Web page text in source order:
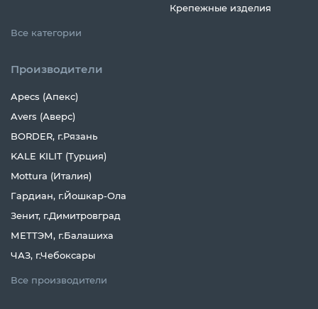
Крепежные изделия
Все категории
Производители
Apecs (Апекс)
Avers (Аверс)
BORDER, г.Рязань
KALE KILIT (Турция)
Mottura (Италия)
Гардиан, г.Йошкар-Ола
Зенит, г.Димитровград
МЕТТЭМ, г.Балашиха
ЧАЗ, г.Чебоксары
Все производители